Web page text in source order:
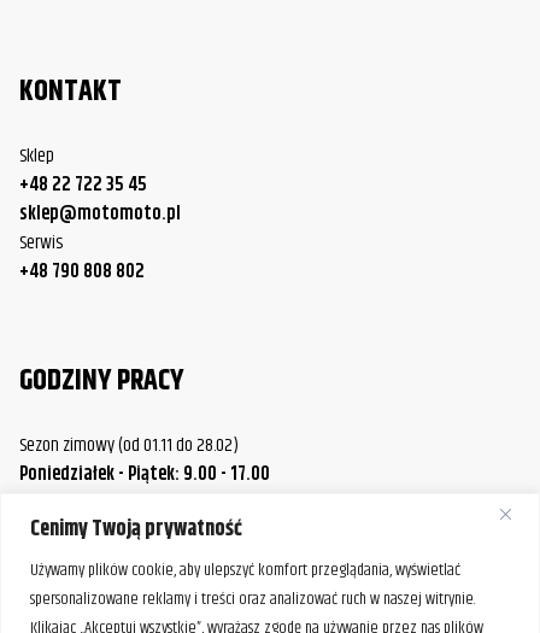
Cenimy Twoją prywatność
Używamy plików cookie, aby ulepszyć komfort przeglądania, wyświetlać
spersonalizowane reklamy i treści oraz analizować ruch w naszej witrynie.
Klikając „Akceptuj wszystkie”, wyrażasz zgodę na używanie przez nas plików
KONTAKT
Sklep
+48 22 722 35 45
sklep@motomoto.pl
Serwis
+48 790 808 802
GODZINY PRACY
Sezon zimowy (od 01.11 do 28.02)
Poniedziałek - Piątek: 9.00 - 17.00
Sezon letni (od 01.03 do 31.10)
Poniedziałek / Środa / Piątek: 9.00 - 17.00
Wtorek / Czwartek: 9.00 - 20.00
Sobota: 9.00 - 14.00